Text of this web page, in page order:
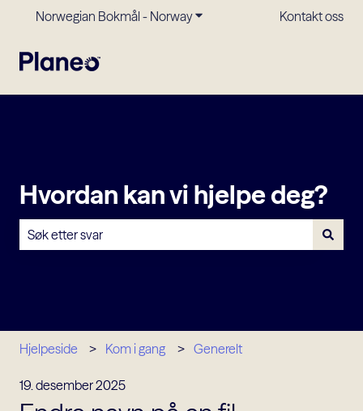
Norwegian Bokmål - NorwayVis undermeny forKontakt oss
Hvordan kan vi hjelpe deg?
Hjelpeside Kom i gang Generelt
19. desember 2025